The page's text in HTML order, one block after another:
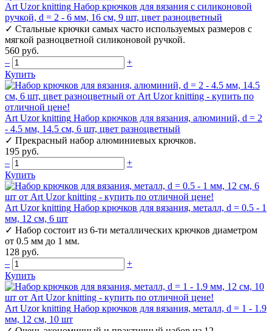
Art Uzor knitting Набор крючков для вязания с силиконовой
ручкой, d = 2 - 6 мм, 16 см, 9 шт, цвет разноцветный
✓ Стальные крючки самых часто используемых размеров с
мягкой разноцветной силиконовой ручкой.
560 руб.
–
+
Купить
Art Uzor knitting Набор крючков для вязания, алюминий, d = 2
- 4.5 мм, 14.5 см, 6 шт, цвет разноцветный
✓ Прекрасный набор алюминиевых крючков.
195 руб.
–
+
Купить
Art Uzor knitting Набор крючков для вязания, металл, d = 0.5 - 1
мм, 12 см, 6 шт
✓ Набор состоит из 6-ти металлических крючков диаметром
от 0.5 мм до 1 мм.
128 руб.
–
+
Купить
Art Uzor knitting Набор крючков для вязания, металл, d = 1 - 1.9
мм, 12 см, 10 шт